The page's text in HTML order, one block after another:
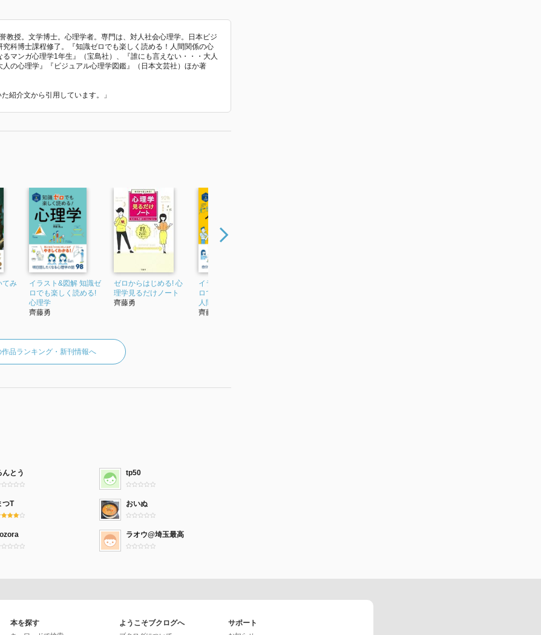
教授。文学博士。心理学者。専門は、対人社会心理学。日本ビジ
科博士課程修了。『知識ゼロでも楽しく読める！人間関係の心
マンガ心理学1年生』（宝島社）、『誰にも言えない・・・大人
の心理学』『ビジュアル心理学図鑑』（日本文芸社）ほか著
紹介文から引用しています。」
てみ
イラスト&図解 知識ゼ
ロでも楽しく読める!
心理学
齊藤勇
ゼロからはじめる! 心
理学見るだけノート
齊藤勇
イラスト&図解 知識ゼ
ロでも楽しく読める!
人間関係の心理学
齊藤勇
作品ランキング・新刊情報へ
んとう tp50
つT おいぬ
ラオウ@埼玉最高
本を探す ようこそブクログへ サポート